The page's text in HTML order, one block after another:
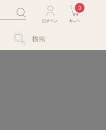
0
検索